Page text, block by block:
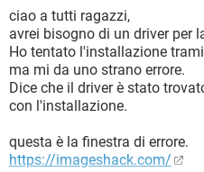
HARDWARE
INSTAGRAM
TIKTOK
HARDWARE
iOS
INSTAGRAM
TIKTOK
HARDWARE
COVID-19
INTRATTENIMENTO
iOS
INSTAGRAM
HARDWARE
ciao a tutti ragazzi,
avrei bisogno di un driver per
Ho tentato l'installazione
ma mi da uno strano errore.
Dice che il driver è stato
con l'installazione.
questa è la finestra di errore.
https://imageshack.com/